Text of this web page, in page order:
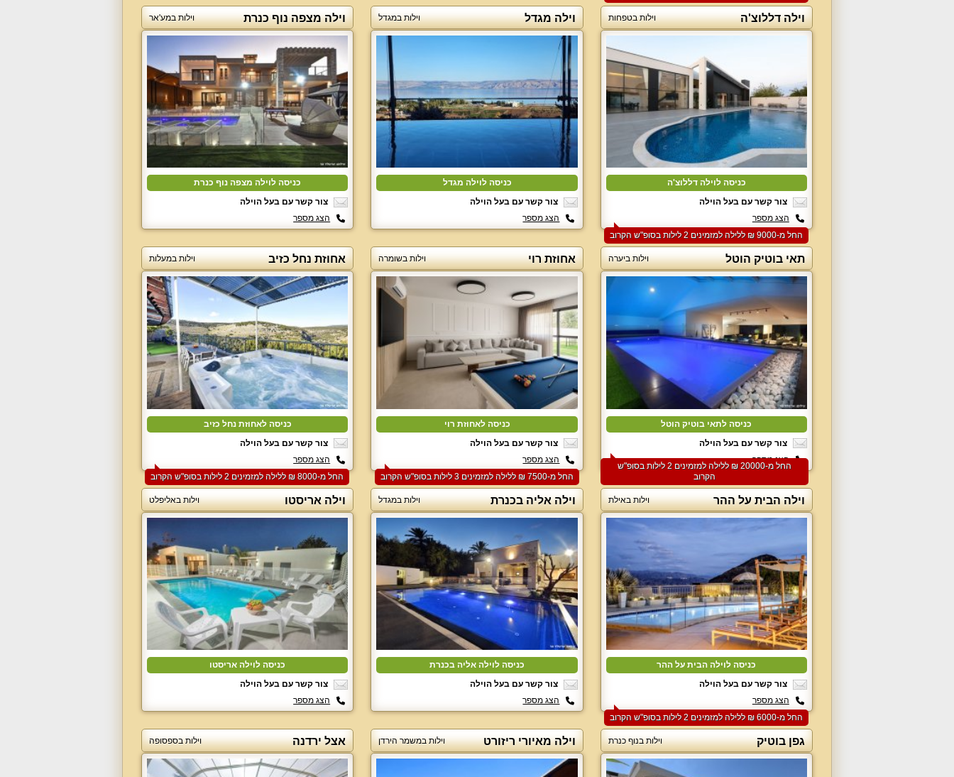
וילה דללוצ'ה וילות בטפחות
כניסה לוילה דללוצ'ה
צור קשר עם בעל הוילה
הצג מספר
החל מ-‏9000 ₪ ללילה למזמינים 2 לילות בסופ"ש הקרוב
וילה מגדל וילות במגדל
כניסה לוילה מגדל
צור קשר עם בעל הוילה
הצג מספר
וילה מצפה נוף כנרת וילות במע'אר
כניסה לוילה מצפה נוף כנרת
צור קשר עם בעל הוילה
הצג מספר
תאי בוטיק הוטל וילות ביערה
כניסה לתאי בוטיק הוטל
צור קשר עם בעל הוילה
הצג מספר
החל מ-‏20000 ₪ ללילה למזמינים 2 לילות בסופ"ש
הקרוב
אחוזת רוי וילות בשומרה
כניסה לאחוזת רוי
צור קשר עם בעל הוילה
הצג מספר
החל מ-‏7500 ₪ ללילה למזמינים 3 לילות בסופ"ש הקרוב
אחוזת נחל כזיב וילות במעלות
כניסה לאחוזת נחל כזיב
צור קשר עם בעל הוילה
הצג מספר
החל מ-‏8000 ₪ ללילה למזמינים 2 לילות בסופ"ש הקרוב
וילה הבית על ההר וילות באילת
כניסה לוילה הבית על ההר
צור קשר עם בעל הוילה
הצג מספר
החל מ-‏6000 ₪ ללילה למזמינים 2 לילות בסופ"ש הקרוב
וילה אליה בכנרת וילות במגדל
כניסה לוילה אליה בכנרת
צור קשר עם בעל הוילה
הצג מספר
וילה אריסטו וילות באליפלט
כניסה לוילה אריסטו
צור קשר עם בעל הוילה
הצג מספר
גפן בוטיק וילות בנוף כנרת וילה מאיורי ריזורט וילות במשמר הירדן אצל ירדנה וילות בספסופה